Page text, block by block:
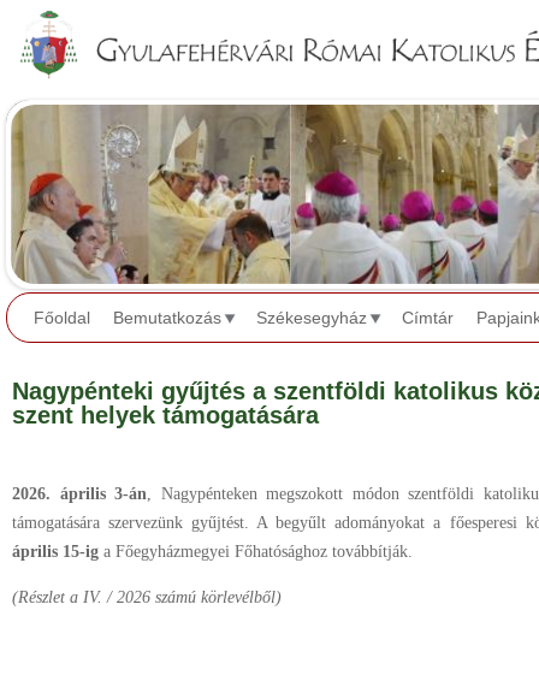
Főoldal Bemutatkozás Székesegyház Címtár
Nagypénteki gyűjtés a szentföldi katolikus
szent helyek támogatására
2026. április 3-án, Nagypénteken megszokott módon szentföldi
támogatására szervezünk gyűjtést. A begyűlt adományokat a főesperesi
április 15-ig a Főegyházmegyei Főhatósághoz továbbítják.
(Részlet a IV. / 2026 számú körlevélből)